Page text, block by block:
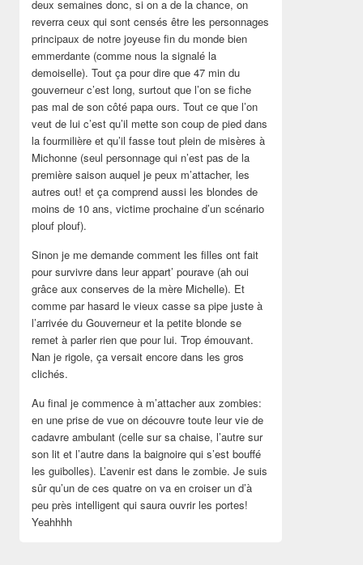
deux semaines donc, si on a de la chance, on
reverra ceux qui sont censés être les personnages
principaux de notre joyeuse fin du monde bien
emmerdante (comme nous la signalé la
demoiselle). Tout ça pour dire que 47 min du
gouverneur c’est long, surtout que l’on se fiche
pas mal de son côté papa ours. Tout ce que l’on
veut de lui c’est qu’il mette son coup de pied dans
la fourmilière et qu’il fasse tout plein de misères à
Michonne (seul personnage qui n’est pas de la
première saison auquel je peux m’attacher, les
autres out! et ça comprend aussi les blondes de
moins de 10 ans, victime prochaine d’un scénario
plouf plouf).
Sinon je me demande comment les filles ont fait
pour survivre dans leur appart’ pourave (ah oui
grâce aux conserves de la mère Michelle). Et
comme par hasard le vieux casse sa pipe juste à
l’arrivée du Gouverneur et la petite blonde se
remet à parler rien que pour lui. Trop émouvant.
Nan je rigole, ça versait encore dans les gros
clichés.
Au final je commence à m’attacher aux zombies:
en une prise de vue on découvre toute leur vie de
cadavre ambulant (celle sur sa chaise, l’autre sur
son lit et l’autre dans la baignoire qui s’est bouffé
les guibolles). L’avenir est dans le zombie. Je suis
sûr qu’un de ces quatre on va en croiser un d’à
peu près intelligent qui saura ouvrir les portes!
Yeahhhh